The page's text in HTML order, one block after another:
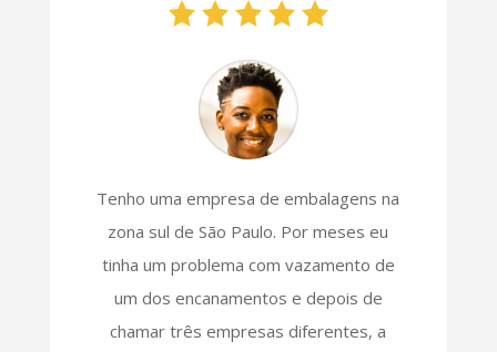
Tenho uma empresa de embalagens na
zona sul de São Paulo. Por meses eu
tinha um problema com vazamento de
um dos encanamentos e depois de
chamar três empresas diferentes, a